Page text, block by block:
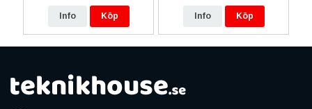
Info Köp Info Köp